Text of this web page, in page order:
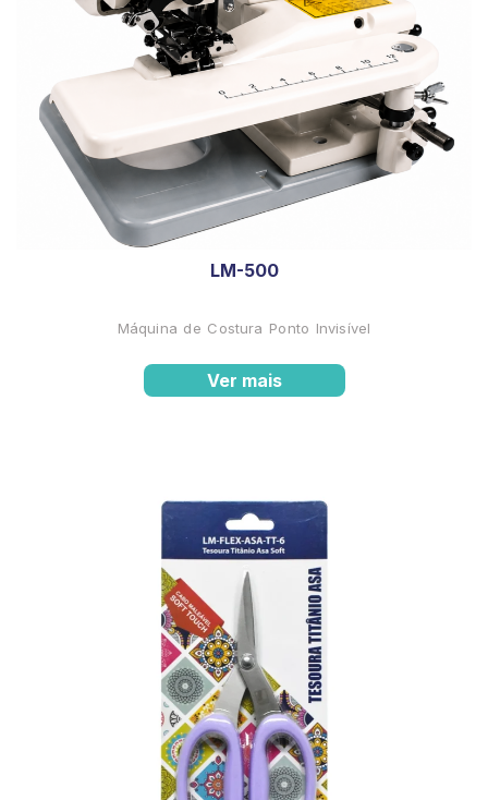
LM-500
Máquina de Costura Ponto Invisível
Ver mais